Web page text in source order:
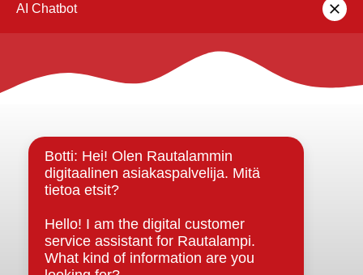
Rautalammin kunta
Strategiat, ohjelmat, ohjeet, suunnitelmat, säännöt ja
sopimukset
Asiakirjajulkisuuskuvaus
Evästeet
Saavutettavuusseloste
Tietosuoja